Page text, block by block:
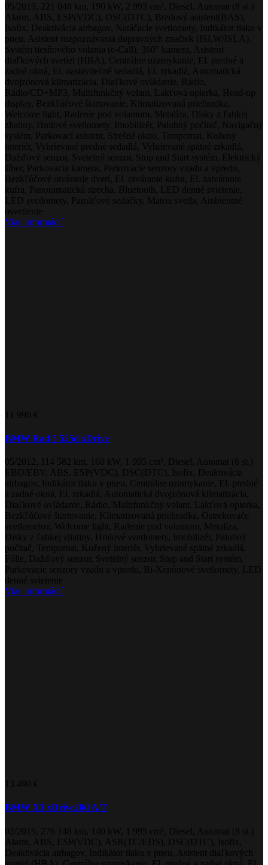
05/2019, 221 048 km, 190 kW, 2 993 cm³, Diesel, Automat (8 st.)
Alarm, ABS, ESP(VDC), DSC(DTC), Brzdový asistent(BAS),
Isofix, Deaktivácia airbagov, Natáčacie svetlomety, Indikátor tlaku v
pneu, Asistent rozpoznávania dopravných značiek (ISLW/ISLA),
Systém tiesňového volania (e-Call), 360° kamera, Asistent
diaľkových svetiel (HBA), Centrálne uzamykanie, El. predné a
zadné okná, El. nastaviteľné sedadlá, El. zrkadlá, Automatická
dvojzónová klimatizácia, Diaľkové ovládanie, Rádio,
Rádio/CD+MP3, Multifunkčný volant, Lakťová opierka, Head-up
display, Bezkľúčové štartovanie, Klimatizovaná priehradka,
Welcome light, Radenie pod volantom, Metalíza, Disky z ľahkej
zliatiny, Hmlové svetlomety, Imobilizér, Palubný počítač, Navigačný
systém, Parkovací asistent, Strešné okno, Tempomat, Kožený
interiér, Vyhrievané predné sedadlá, Vyhrievané spätné zrkadlá,
Dažďový senzor, Svetelný senzor, Stop and Start systém, Elektrický
šíber, Parkovacia kamera, Parkovacie senzory vzadu a vpredu,
Bezkľúčové otváranie dverí, El. otváranie kufra, El. zatváranie
kufra, Panoramatická strecha, Bluetooth, LED denné svietenie,
LED svetlomety, Pamäťové sedačky, Matrix svetla, Ambientné
osvetlenie
Viac informácií
11 990 €
BMW Rad 5 525d xDrive
05/2012, 114 582 km, 160 kW, 1 995 cm³, Diesel, Automat (8 st.)
EBD/EBV, ABS, ESP(VDC), DSC(DTC), Isofix, Deaktivácia
airbagov, Indikátor tlaku v pneu, Centrálne uzamykanie, El. predné
a zadné okná, El. zrkadlá, Automatická dvojzónová klimatizácia,
Diaľkové ovládanie, Rádio, Multifunkčný volant, Lakťová opierka,
Bezkľúčové štartovanie, Klimatizovaná priehradka, Ostrekovače
svetlometov, Welcome light, Radenie pod volantom, Metalíza,
Disky z ľahkej zliatiny, Hmlové svetlomety, Imobilizér, Palubný
počítač, Tempomat, Kožený interiér, Vyhrievané spätné zrkadlá,
Fólie, Dažďový senzor, Svetelný senzor, Stop and Start systém,
Parkovacie senzory vzadu a vpredu, Bi-Xenónové svetlomety, LED
denné svietenie
Viac informácií
13 490 €
BMW X3 xDrive20d A/T
02/2015, 276 148 km, 140 kW, 1 995 cm³, Diesel, Automat (8 st.)
Alarm, ABS, ESP(VDC), ASR(TC/EDS), DSC(DTC), Isofix,
Deaktivácia airbagov, Indikátor tlaku v pneu, Asistent diaľkových